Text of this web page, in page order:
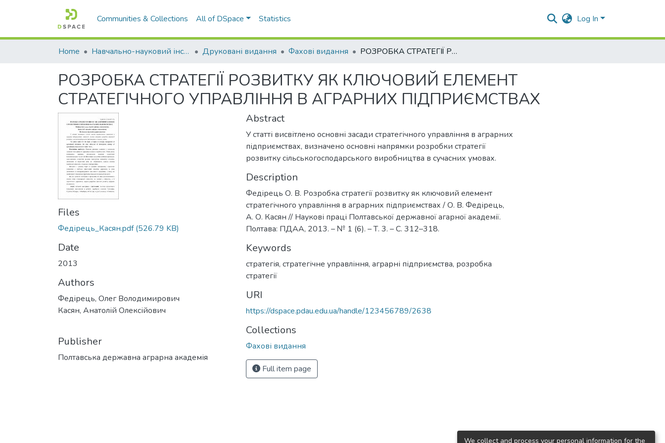
Communities & Collections All of DSpace Statistics Log In
Home Навчально-науковий інститут економіки, управління, права та інформаційних технологій Друковані видання Фахові видання РОЗРОБКА СТРАТЕГІЇ РОЗВИТКУ ЯК КЛЮЧОВИЙ ЕЛЕМЕНТ СТРАТЕГІЧНОГО УПРАВЛІННЯ В АГРАРНИХ ПІДПРИЄМСТВАХ
РОЗРОБКА СТРАТЕГІЇ РОЗВИТКУ ЯК КЛЮЧОВИЙ ЕЛЕМЕНТ
СТРАТЕГІЧНОГО УПРАВЛІННЯ В АГРАРНИХ ПІДПРИЄМСТВАХ
Files
Федірець_Касян.pdf(526.79 KB)
Date
2013
Authors
Федірець, Олег Володимирович
Касян, Анатолій Олексійович
Publisher
Полтавська державна аграрна академія
Abstract
У статті висвітлено основні засади стратегічного управління в аграрних
підприємствах, визначено основні напрямки розробки стратегії
розвитку сільськогосподарського виробництва в сучасних умовах.
Description
Федірець О. В. Розробка стратегії розвитку як ключовий елемент
стратегічного управління в аграрних підприємствах / О. В. Федірець,
А. О. Касян // Наукові праці Полтавської державної агарної академії.
Полтава: ПДАА, 2013. – № 1 (6). – Т. 3. – С. 312–318.
Keywords
стратегія, стратегічне управління, аграрні підприємства, розробка
стратегії
URI
https://dspace.pdau.edu.ua/handle/123456789/2638
Collections
Фахові видання
Full item page
We collect and process your personal information for the